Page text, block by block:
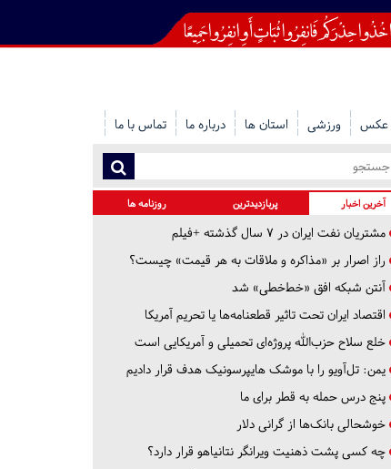
عکس ورزشی استان ها درباره ما تماس با ما
آخرین اخبار پربازدیدترین روزنامه ها
مشتریان نفت ایران در ۷ سال گذشته +فیلم
راز اصرار بر «مذاکره و ملاقات به هر قیمت» چیست؟
آنتن شبکه افق «خط‌خطی» شد
اقتصاد ایران تحت تاثیر قطعنامه‌ها یا تحریم‌ آمریکا
خلع سلاح حزب‌الله پروژه‌ای تحمیلی و آمریکایی است
یمن: تل‌آویو را با موشک هایپرسونیک هدف قرار دادیم
پنج درس‌ حمله به قطر برای ما
خوشحالی بانک‌ها از گرانی دلار
چه کسی پشت ذهنیت ویرانگر نتانیاهو قرار دارد؟